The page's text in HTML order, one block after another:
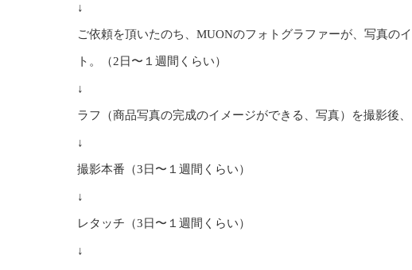
↓
ご依頼を頂いたのち、MUONのフォトグラファーが、写真の
ト。（2日〜１週間くらい）
↓
ラフ（商品写真の完成のイメージができる、写真）を撮影後
↓
撮影本番（3日〜１週間くらい）
↓
レタッチ（3日〜１週間くらい）
↓